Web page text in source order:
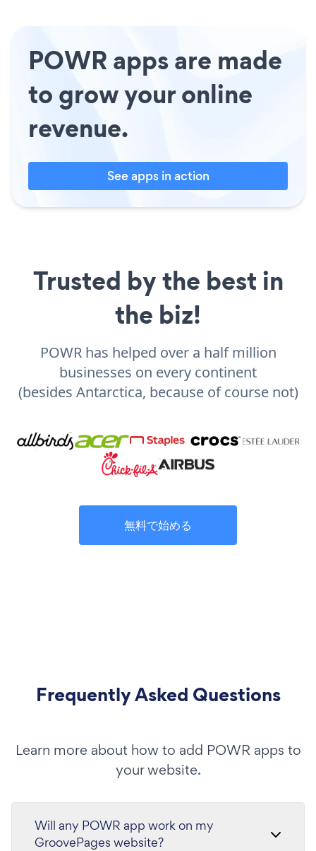
POWR apps are made
to grow your online
revenue.
See apps in action
Trusted by the best in
the biz!
POWR has helped over a half million
businesses on every continent
(besides Antarctica, because of course not)
無料で始める
Frequently Asked Questions
Learn more about how to add POWR apps to
your website.
Will any POWR app work on my
GroovePages website?